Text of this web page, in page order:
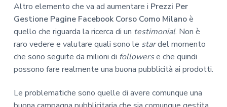
Altro elemento che va ad aumentare i Prezzi Per
Gestione Pagine Facebook Corso Como Milanoè
quello che riguarda la ricerca di un testimonial. Non è
raro vedere e valutare quali sono le stardel momento
che sono seguite da milioni di followerse che quindi
possono fare realmente una buona pubblicità ai prodotti.
Le problematiche sono quelle di avere comunque una